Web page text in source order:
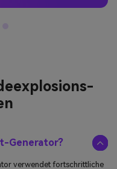
verwendet fortschrittliche
aus Ihren Fotos